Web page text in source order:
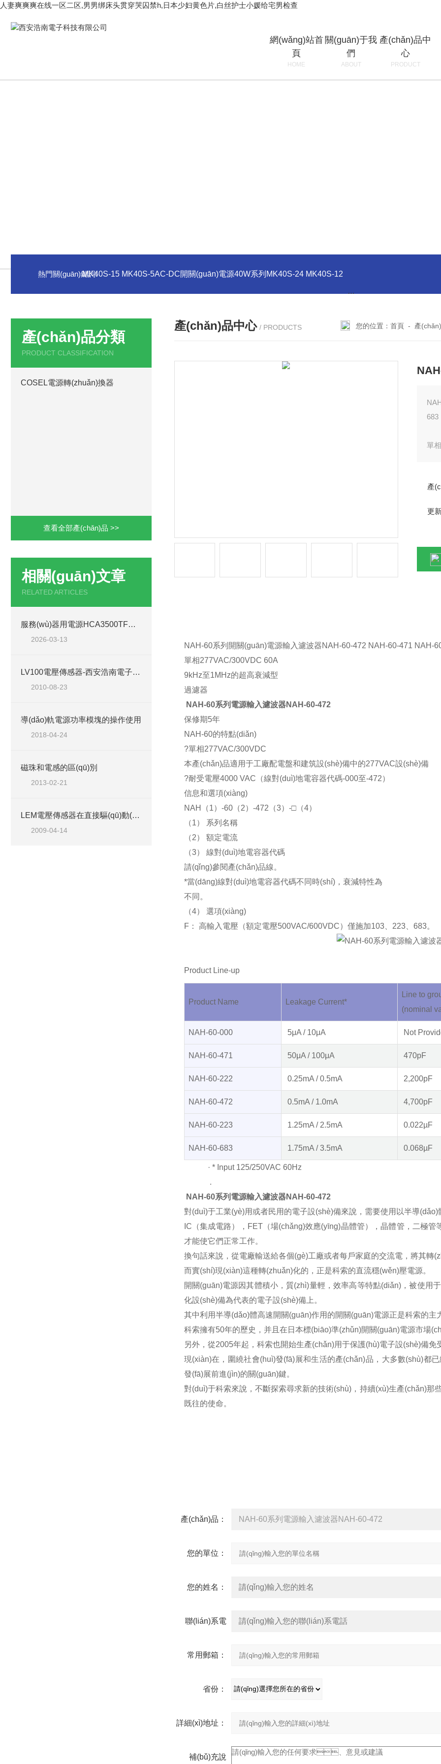
人妻爽爽爽在线一区二区,男男绑床头贯穿哭囚禁h,日本少妇黄色片,白丝护士小媛给宅男检查
網(wǎng)站首
頁
HOME
關(guān)于我
們
ABOUT
產(chǎn)品中
心
PRODUCT
熱門關(guān)鍵詞:MK40S-15 MK40S-5AC-DC開關(guān)電源40W系列MK40S-24 MK40S-12 MK75S-24 MK75S-
產(chǎn)品分類
PRODUCT CLASSIFICATION
COSEL電源轉(zhuǎn)換器
查看全部產(chǎn)品 >>
相關(guān)文章
RELATED ARTICLES
服務(wù)器用電源HCA3500TF行業(yè)應(yīng)用解析
2026-03-13
LV100電壓傳感器-西安浩南電子科技有限公司
2010-08-23
導(dǎo)軌電源功率模塊的操作使用
2018-04-24
磁珠和電感的區(qū)別
2013-02-21
LEM電壓傳感器在直接驅(qū)動(dòng)型風(fēng)力發(fā)電系統(tǒng)中的應(yīng)用
2009-04-14
產(chǎn)品中心 / PRODUCTS 您的位置：首頁 - 產
683
單
產
更
NAH-60系列開關(guān)電源輸入濾波器NAH-60-472 NAH-60-471 NAH-
單相277VAC/300VDC 60A
9kHz至1MHz的超高衰減型
過濾器
NAH-60系列電源輸入濾波器NAH-60-472
保修期5年
NAH-60的特點(diǎn)
?單相277VAC/300VDC
本產(chǎn)品適用于工廠配電盤和建筑設(shè)備中的277VAC設(shè)備
?耐受電壓4000 VAC（線對(duì)地電容器代碼-000至-472）
信息和選項(xiàng)
NAH（1）-60（2）-472（3）-□（4）
（1） 系列名稱
（2） 額定電流
（3） 線對(duì)地電容器代碼
請(qǐng)參閱產(chǎn)品線。
*當(dāng)線對(duì)地電容器代碼不同時(shí)，衰減特性為
不同。
（4） 選項(xiàng)
F： 高輸入電壓（額定電壓500VAC/600VDC）僅施加103、223、683。
Product Line-up
Product Name Leakage Current*
Line to
(nominal
NAH-60-000 5μA / 10μA Not
NAH-60-471 50μA / 100μA 470pF
NAH-60-222 0.25mA / 0.5mA 2,200pF
NAH-60-472 0.5mA / 1.0mA 4,700pF
NAH-60-223 1.25mA / 2.5mA 0.022µF
NAH-60-683 1.75mA / 3.5mA 0.068µF
· * Input 125/250VAC 60Hz
.
NAH-60系列電源輸入濾波器NAH-60-472
對(duì)于工業(yè)用或者民用的電子設(shè)備來說，需要使用以半導
IC （集成電路）， FET（場(chǎng)效應(yīng)晶體管），晶體管，二極
才能使它們正常工作。
換句話來說，從電廠輸送給各個(gè)工廠或者每戶家庭的交流電，將其
而實(shí)現(xiàn)這種轉(zhuǎn)化的，正是科索的直流穩(wěn)壓電源。
開關(guān)電源因其體積小，質(zhì)量輕，效率高等特點(diǎn)，被使
化設(shè)備為代表的電子設(shè)備上。
其中利用半導(dǎo)體高速開關(guān)作用的開關(guān)電源正是科索的主力
科索擁有50年的歷史，并且在日本標(biāo)準(zhǔn)開關(guān)電源市場
另外，從2005年起，科索也開始生產(chǎn)用于保護(hù)電子設(shè)備免
現(xiàn)在，圍繞社會(huì)發(fā)展和生活的產(chǎn)品，大多數(shù)都已
發(fā)展前進(jìn)的關(guān)鍵。
對(duì)于科索來說，不斷探索尋求新的技術(shù)，持續(xù)生產(chǎn)
既往的使命。
產(chǎn)品：
您的單位：
您的姓名：
聯(lián)系電
常用郵箱：
省份：
詳細(xì)地址：
補(bǔ)充說